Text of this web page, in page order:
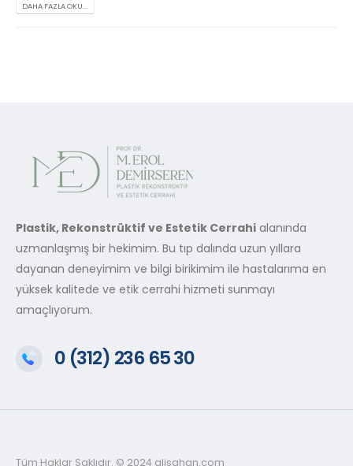
DAHA FAZLA OKU...
Plastik, Rekonstrüktif ve Estetik Cerrahi alanında
uzmanlaşmış bir hekimim. Bu tıp dalında uzun yıllara
dayanan deneyimim ve bilgi birikimim ile hastalarıma en
yüksek kalitede ve etik cerrahi hizmeti sunmayı
amaçlıyorum.
0 (312) 236 65 30
Tüm Haklar Saklıdır. © 2024 alisahan.com